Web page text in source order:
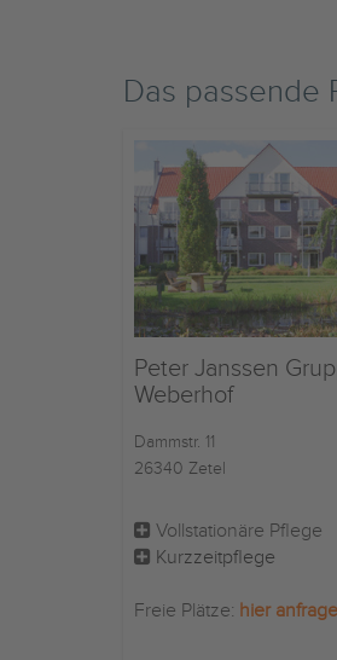
Das passende
Peter Janssen
Weberhof
Dammstr. 11
26340 Zetel
Vollstationäre Pflege
Kurzzeitpflege
Freie Plätze: hier